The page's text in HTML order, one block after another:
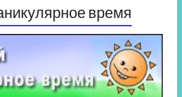
время